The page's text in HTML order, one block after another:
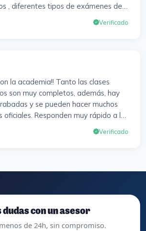
, diferentes tipos de exámenes de
temario muy al día. Una experiencia
los sentidos.
Verificado
la academia!! Tanto las clases
son muy completos, además, hay
y se pueden hacer muchos
Responden muy rápido a los
días hay seminarios. Lo vuelvo a
Verificado
dudas con un asesor
de 24h, sin compromiso.